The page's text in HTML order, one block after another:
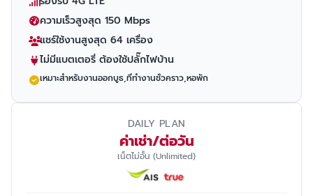
ความเร็วสูงสุด 150 Mbps
แชร์ใช้งานสูงสุด 64 เครื่อง
ไม่มีแบตเตอรี่ ต้องใช้ปลั๊กไฟบ้าน
เหมาะสำหรับงานออกบูธ,ที่ทำงานชั่วคราว,หอพัก
DAILY PLAN
ค่าเช่า/ต่อวัน
เน็ตไม่อั้น (Unlimited)